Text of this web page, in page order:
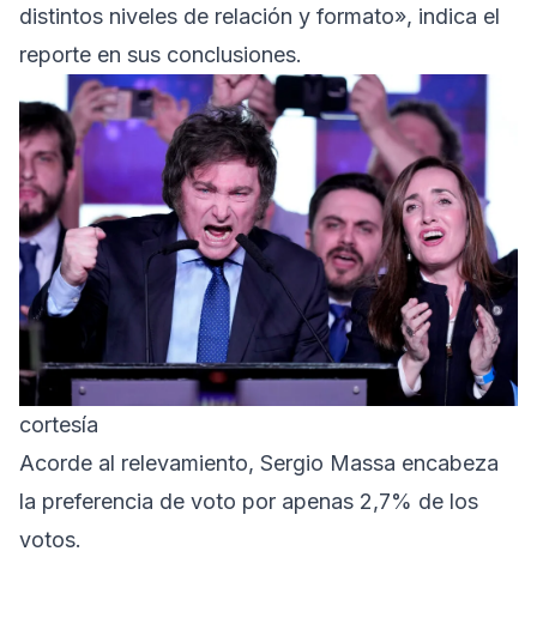
distintos niveles de relación y formato», indica el
reporte en sus conclusiones.
cortesía
Acorde al relevamiento, Sergio Massa encabeza
la preferencia de voto por apenas 2,7% de los
votos.